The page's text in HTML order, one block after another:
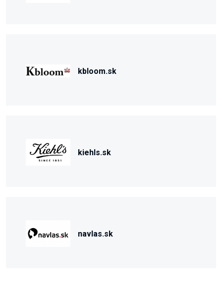
kbloom.sk
kiehls.sk
navlas.sk